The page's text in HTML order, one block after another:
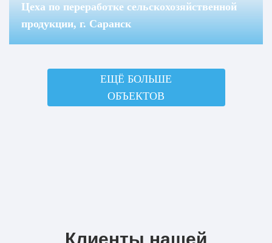
Цеха по переработке сельскохозяйственной
продукции, г. Саранск
ЕЩЁ БОЛЬШЕ
ОБЪЕКТОВ